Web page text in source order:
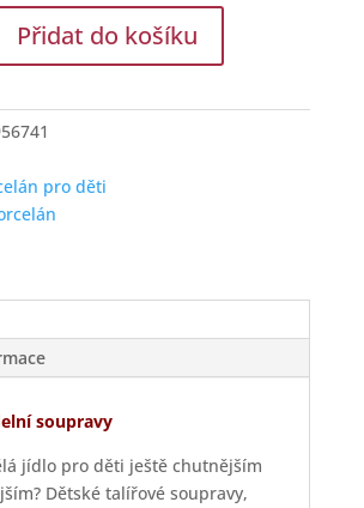
Přidat do košíku
pro děti
soupravy
jídlo pro děti ještě chutnějším
Dětské talířové soupravy,